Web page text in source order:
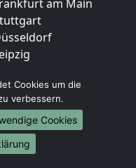
am Main
Cookies um die
verbessern.
Cookies